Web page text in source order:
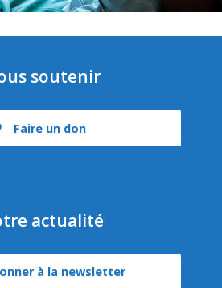
soutenir
Faire un don
actualité
à la newsletter